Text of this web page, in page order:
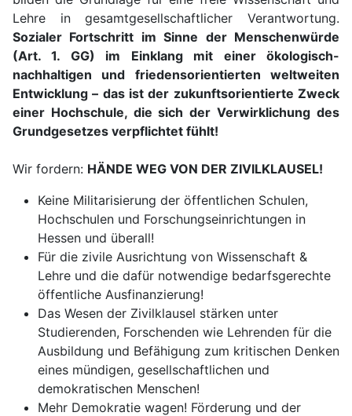
Lehre in gesamtgesellschaftlicher Verantwortung.
Sozialer Fortschritt im Sinne der Menschenwürde
(Art. 1. GG) im Einklang mit einer ökologisch-
nachhaltigen und friedensorientierten weltweiten
Entwicklung – das ist der zukunftsorientierte Zweck
einer Hochschule, die sich der Verwirklichung des
Grundgesetzes verpflichtet fühlt!
Wir fordern: HÄNDE WEG VON DER ZIVILKLAUSEL!
Keine Militarisierung der öffentlichen Schulen,
Hochschulen und Forschungseinrichtungen in
Hessen und überall!
Für die zivile Ausrichtung von Wissenschaft &
Lehre und die dafür notwendige bedarfsgerechte
öffentliche Ausfinanzierung!
Das Wesen der Zivilklausel stärken unter
Studierenden, Forschenden wie Lehrenden für die
Ausbildung und Befähigung zum kritischen Denken
eines mündigen, gesellschaftlichen und
demokratischen Menschen!
Mehr Demokratie wagen! Förderung und der